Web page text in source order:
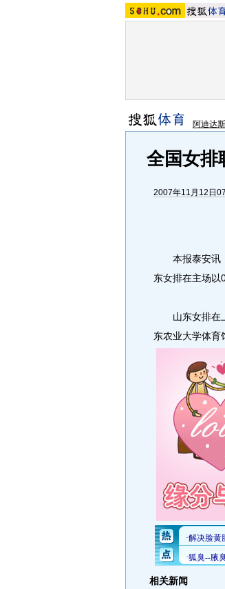
阿迪达
全国女排
2007年11月12日
本报泰安讯
东女排在主场以
山东女排在上
东农业大学体育
相关新闻